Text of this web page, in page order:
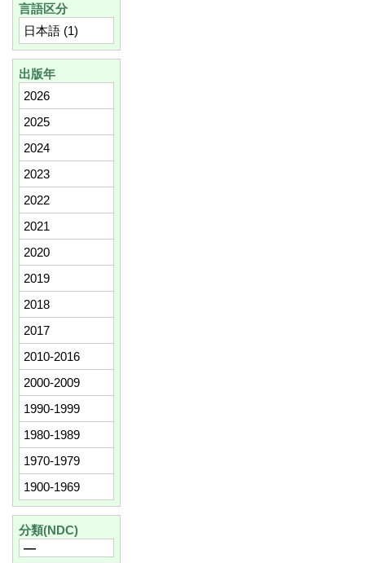
言語区分
日本語 (1)
出版年
2026
2025
2024
2023
2022
2021
2020
2019
2018
2017
2010-2016
2000-2009
1990-1999
1980-1989
1970-1979
1900-1969
分類(NDC)
―